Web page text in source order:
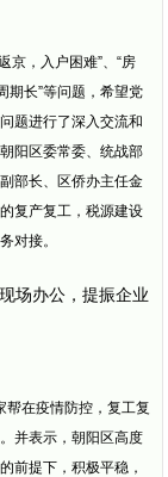
，入户困难”、“房
期长”等问题，希望党
题进行了深入交流和
阳区委常委、统战部
部长、区侨办主任金
复产复工，税源建设
对接。
场办公，提振企业
在疫情防控，复工复
并表示，朝阳区高度
前提下，积极平稳，